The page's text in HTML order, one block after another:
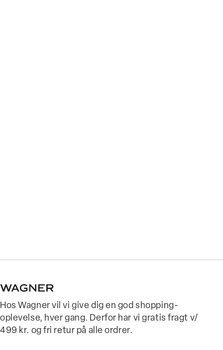
Hos Wagner vil vi give dig en god shopping-
oplevelse, hver gang. Derfor har vi gratis fragt v/
499 kr. og fri retur på alle ordrer.